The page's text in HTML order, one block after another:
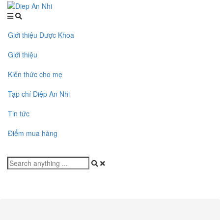
Giới thiệu Dược Khoa
Giới thiệu
Kiến thức cho mẹ
Tạp chí Diệp An Nhi
Tin tức
Điểm mua hàng